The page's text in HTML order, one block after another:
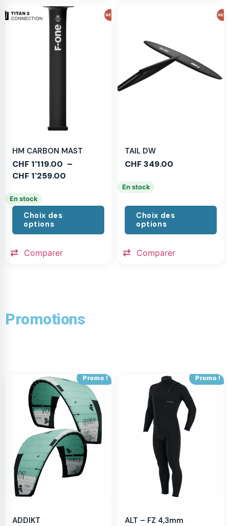
HM CARBON MAST
CHF 1'119.00 –
CHF 1'259.00
En stock
Choix des
options
Comparer
TAIL DW
CHF349.00
En stock
Choix des
options
Comparer
Promotions
Promo !
ADDIKT
Promo !
ALT – FZ 4,3mm